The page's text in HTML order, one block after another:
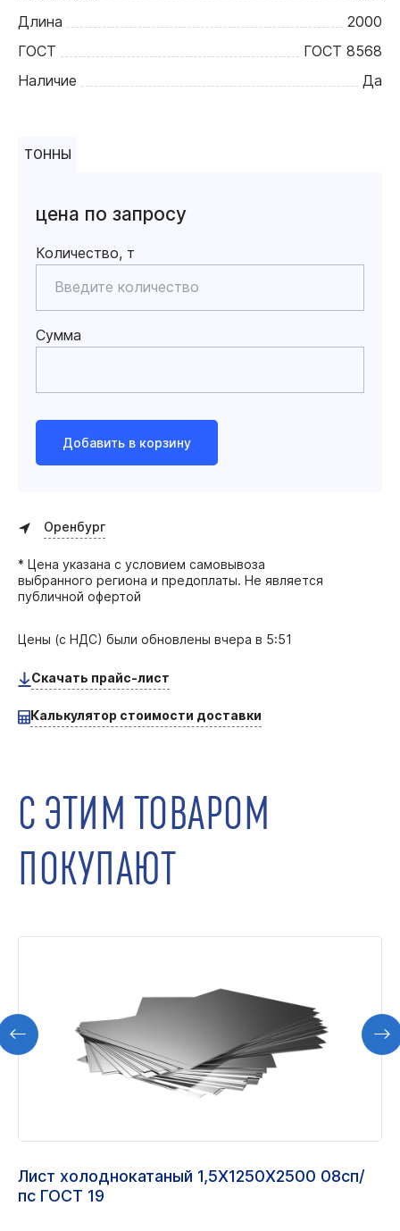
Длина
2000
ГОСТ
ГОСТ 8568
Наличие
Да
ТОННЫ
цена по запросу
Количество, т
Сумма
Добавить в корзину
Оренбург
* Цена указана с условием самовывоза
выбранного региона и предоплаты. Не является
публичной офертой
Цены (с НДС) были обновлены вчера в 5:51
Скачать прайс-лист
Калькулятор стоимости доставки
С ЭТИМ ТОВАРОМ
ПОКУПАЮТ
Лист холоднокатаный 1,5Х1250Х2500 08сп/
пс ГОСТ 19